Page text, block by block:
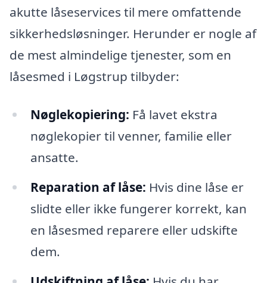
akutte låseservices til mere omfattende
sikkerhedsløsninger. Herunder er nogle af
de mest almindelige tjenester, som en
låsesmed i Løgstrup tilbyder:
Nøglekopiering: Få lavet ekstra
nøglekopier til venner, familie eller
ansatte.
Reparation af låse: Hvis dine låse er
slidte eller ikke fungerer korrekt, kan
en låsesmed reparere eller udskifte
dem.